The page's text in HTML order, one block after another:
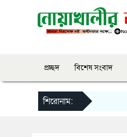
প্রচ্ছদ বিশেষ সংবাদ
শিরোনাম: